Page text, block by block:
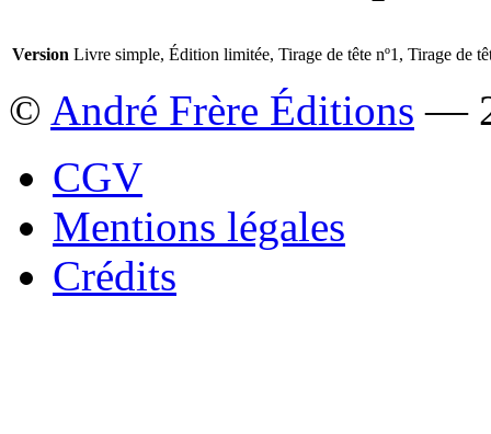
Version Livre simple, Édition limitée, Tirage de tête nº1, Tirage de
© André Frère Éditions —
CGV
Mentions légales
Crédits